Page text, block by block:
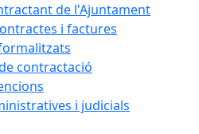
de l'Ajuntament
i factures
contractació
i judicials